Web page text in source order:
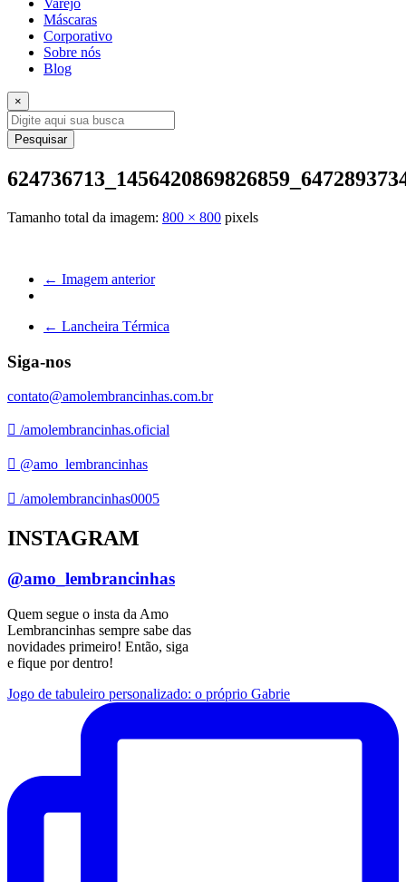
Varejo
Máscaras
Corporativo
Sobre nós
Blog
×
Pesquisar
Tamanho total da imagem: 800 × 800 pixels
← Imagem anterior
← Lancheira Térmica
Siga-nos
contato@amolembrancinhas.com.br
/amolembrancinhas.oficial
@amo_lembrancinhas
/amolembrancinhas0005
INSTAGRAM
@amo_lembrancinhas
Quem segue o insta da Amo
Lembrancinhas sempre sabe das
novidades primeiro! Então, siga
e fique por dentro!
Jogo de tabuleiro personalizado: o próprio Gabrie